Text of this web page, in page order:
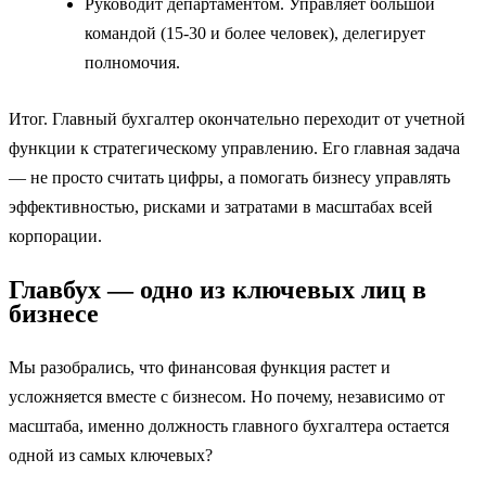
командой (15-30 и более человек), делегирует
полномочия.
Итог. Главный бухгалтер окончательно переходит от учетной
функции к стратегическому управлению. Его главная задача
— не просто считать цифры, а помогать бизнесу управлять
эффективностью, рисками и затратами в масштабах всей
корпорации.
Главбух — одно из ключевых лиц в
бизнесе
Мы разобрались, что финансовая функция растет и
усложняется вместе с бизнесом. Но почему, независимо от
масштаба, именно должность главного бухгалтера остается
одной из самых ключевых?